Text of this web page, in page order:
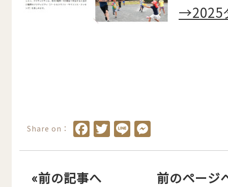
→2025
Share on： Facebook
Twitter
Line
«前の記事へ 前のページ